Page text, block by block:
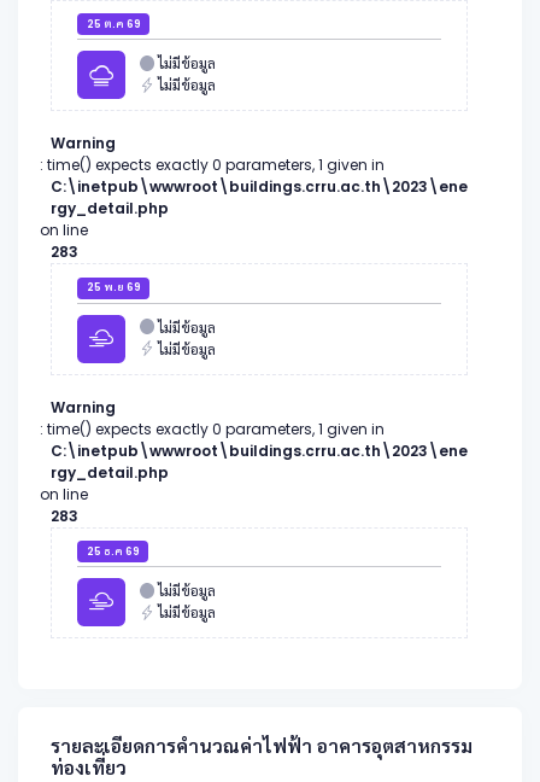
25 ต.ค 69
ไม่มีข้อมูล
ไม่มีข้อมูล
Warning
: time() expects exactly 0 parameters, 1 given in
C:\inetpub\wwwroot\buildings.crru.ac.th\2023\ene
rgy_detail.php
on line
283
25 พ.ย 69
ไม่มีข้อมูล
ไม่มีข้อมูล
Warning
: time() expects exactly 0 parameters, 1 given in
C:\inetpub\wwwroot\buildings.crru.ac.th\2023\ene
rgy_detail.php
on line
283
25 ธ.ค 69
ไม่มีข้อมูล
ไม่มีข้อมูล
รายละเอียดการคำนวณค่าไฟฟ้า อาคารอุตสาหกรรม
ท่องเที่ยว